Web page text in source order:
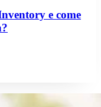
e come